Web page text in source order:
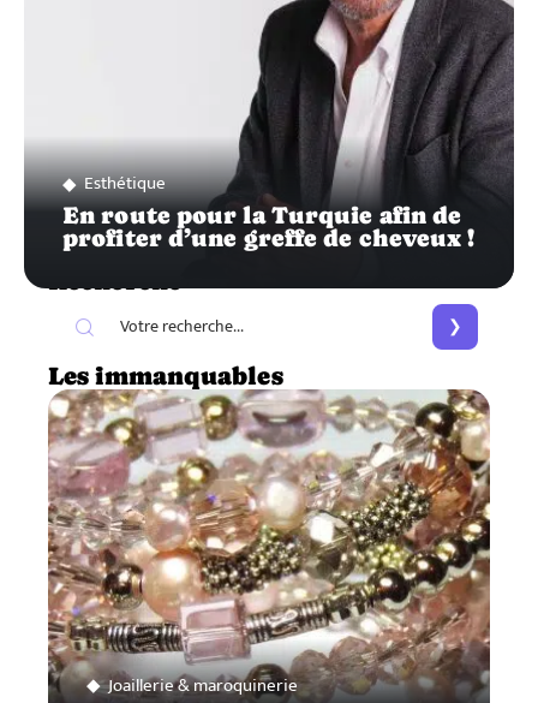
Esthétique
En route pour la Turquie afin de
profiter d’une greffe de cheveux !
Recherche
Les immanquables
Joaillerie & maroquinerie